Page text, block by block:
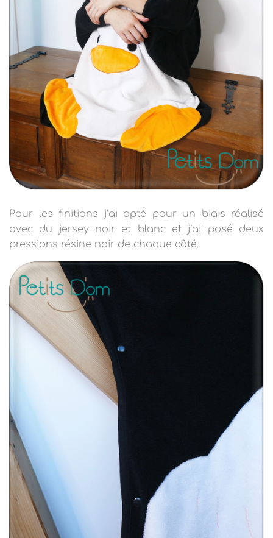
Pour les finitions j’ai opté pour un biais réalisé
avec du jersey noir et blanc et j’ai posé deux
pressions résine noir de chaque côté.